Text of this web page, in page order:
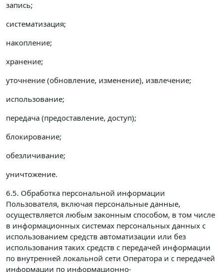
запись;
систематизация;
накопление;
хранение;
уточнение (обновление, изменение), извлечение;
использование;
передача (предоставление, доступ);
блокирование;
обезличивание;
уничтожение.
6.5. Обработка персональной информации
Пользователя, включая персональные данные,
осуществляется любым законным способом, в том числе
в информационных системах персональных данных с
использованием средств автоматизации или без
использования таких средств с передачей информации
по внутренней локальной сети Оператора и с передачей
информации по информационно-